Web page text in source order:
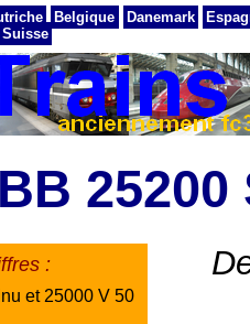
Belgique Danemark
Suisse
BB 25200
:
et 25000 V 50